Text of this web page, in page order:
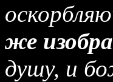
же
душу, и